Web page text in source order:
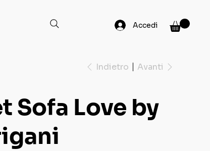
Accedi
Indietro Avanti
Sofa Love by